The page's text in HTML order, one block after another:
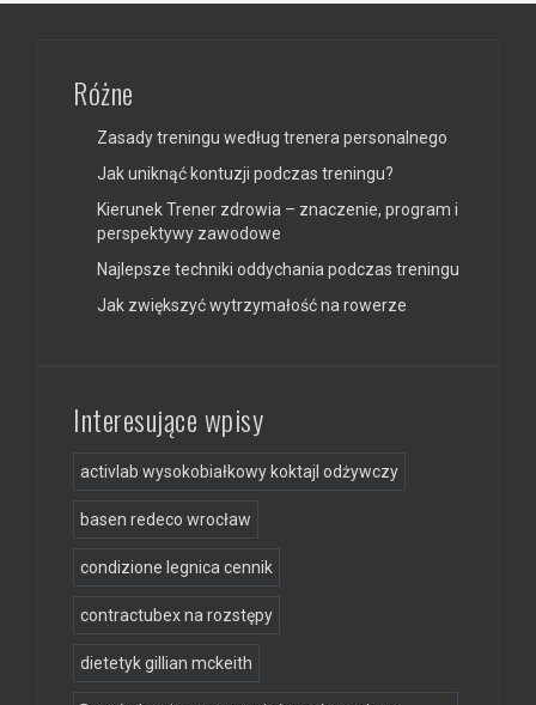
Różne
Zasady treningu według trenera personalnego
Jak uniknąć kontuzji podczas treningu?
Kierunek Trener zdrowia – znaczenie, program i
perspektywy zawodowe
Najlepsze techniki oddychania podczas treningu
Jak zwiększyć wytrzymałość na rowerze
Interesujące wpisy
activlab wysokobiałkowy koktajl odżywczy
basen redeco wrocław
condizione legnica cennik
contractubex na rozstępy
dietetyk gillian mckeith